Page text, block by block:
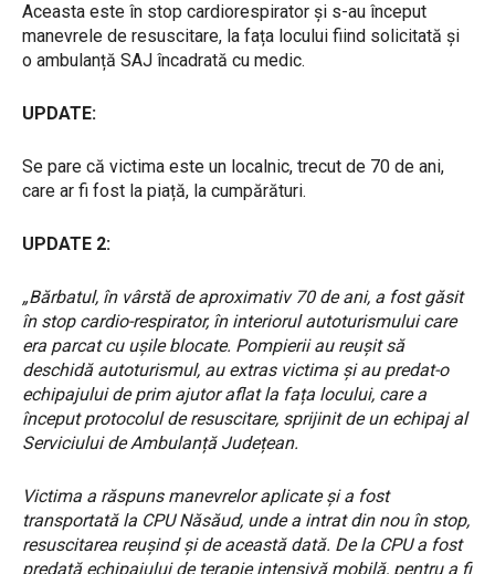
Aceasta este în stop cardiorespirator și s-au început
manevrele de resuscitare, la fața locului fiind solicitată și
o ambulanță SAJ încadrată cu medic.
UPDATE:
Se pare că victima este un localnic, trecut de 70 de ani,
care ar fi fost la piață, la cumpărături.
UPDATE 2:
„Bărbatul, în vârstă de aproximativ 70 de ani, a fost găsit
în stop cardio-respirator, în interiorul autoturismului care
era parcat cu ușile blocate. Pompierii au reușit să
deschidă autoturismul, au extras victima și au predat-o
echipajului de prim ajutor aflat la fața locului, care a
început protocolul de resuscitare, sprijinit de un echipaj al
Serviciului de Ambulanță Județean.
Victima a răspuns manevrelor aplicate și a fost
transportată la CPU Năsăud, unde a intrat din nou în stop,
resuscitarea reușind și de această dată. De la CPU a fost
predată echipajului de terapie intensivă mobilă, pentru a fi